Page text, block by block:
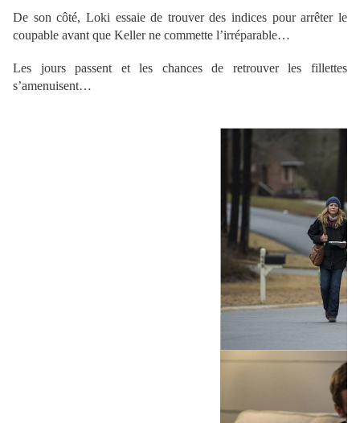
De son côté, Loki essaie de trouver des indices pour arrêter le
coupable avant que Keller ne commette l’irréparable…
Les jours passent et les chances de retrouver les fillettes
s’amenuisent…